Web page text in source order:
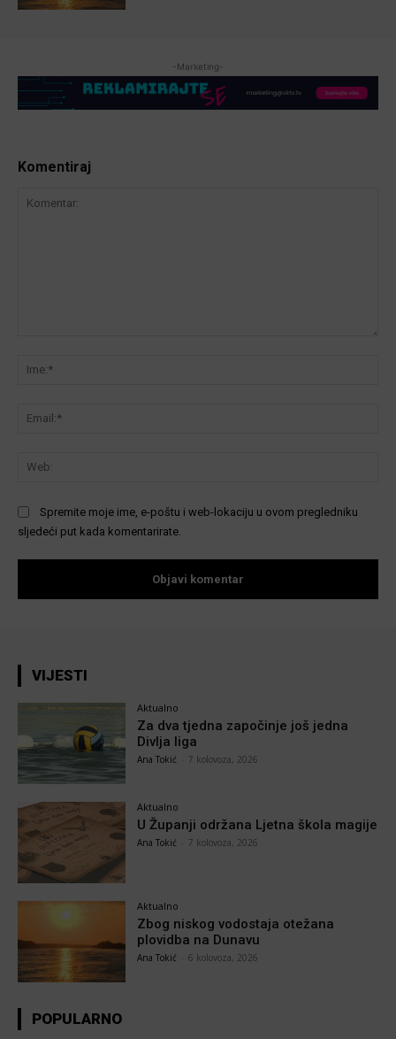
-Marketing-
Komentiraj
Spremite moje ime, e-poštu i web-lokaciju u ovom pregledniku
sljedeći put kada komentarirate.
VIJESTI
Aktualno
Za dva tjedna započinje još jedna
Divlja liga
Ana Tokić 7 kolovoza, 2026
Aktualno
U Županji održana Ljetna škola magije
Ana Tokić 7 kolovoza, 2026
Aktualno
Zbog niskog vodostaja otežana
plovidba na Dunavu
Ana Tokić 6 kolovoza, 2026
POPULARNO